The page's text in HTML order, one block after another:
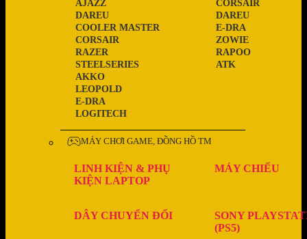
LOGITECH
E-DRA
LEOPOLD
AKKO
STEELSERIES
RAZER
CORSAIR
COOLER MASTER
DAREU
AJAZZ
ATK
RAPOO
ZOWIE
E-DRA
DAREU
CORSAIR
MÁY CHƠI GAME, ĐỒNG HỒ TM
LINH KIỆN & PHỤ
KIỆN LAPTOP
MÁY CHIẾU
DÂY CHUYỂN ĐỔI
SONY
(PS5)